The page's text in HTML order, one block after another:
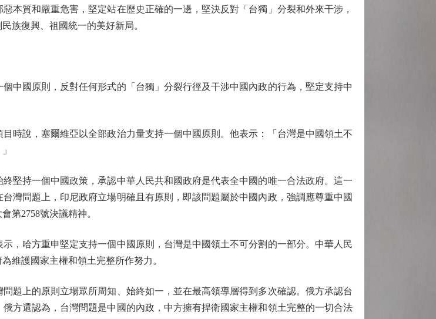
本質和嚴重危害，堅定站在歷史正確的一邊，堅決反對「台獨」分裂和外來干涉，
族復興、祖國統一的美好新局。
國原則，反對任何形式的「台獨」分裂行徑及干涉中國內政的行為，堅定支持中
說，塞爾維亞以全部政治力量支持一個中國原則。他表示：「台灣是中國領土不
持一個中國政策，承認中華人民共和國政府是代表全中國的唯一合法政府。這一
灣問題上，印尼政府立場明確且有原則，即該問題屬於中國內政，強調應尊重中國
第2758號決議精神。
哈方重申堅定支持一個中國原則，台灣是中國領土不可分割的一部分。中華人民
維護國家主權和領土完整所作努力。
上的原則立場眾所周知、始終如一，並在最高領導層得到多次確認。俄方承認台
方還認為，台灣問題是中國的內政，中方擁有捍衛國家主權和領土完整的一切合法